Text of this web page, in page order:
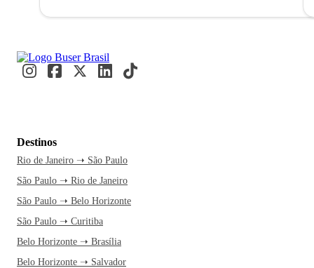
Destinos
Rio de Janeiro ➝ São Paulo
São Paulo ➝ Rio de Janeiro
São Paulo ➝ Belo Horizonte
São Paulo ➝ Curitiba
Belo Horizonte ➝ Brasília
Belo Horizonte ➝ Salvador